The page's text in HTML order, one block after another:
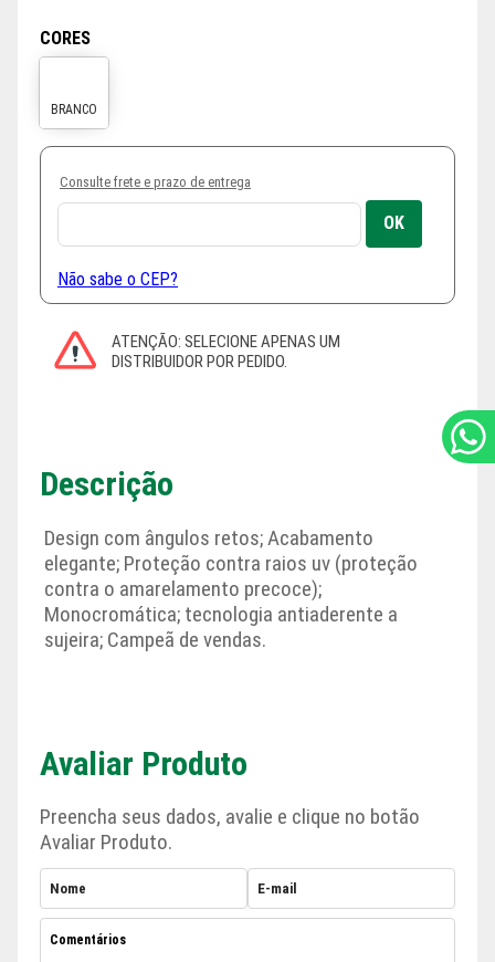
CORES
Consulte frete e prazo de entrega
Não sabe o CEP?
Descrição
Design com ângulos retos; Acabamento
elegante; Proteção contra raios uv (proteção
contra o amarelamento precoce);
Monocromática; tecnologia antiaderente a
sujeira; Campeã de vendas.
Avaliar Produto
Preencha seus dados, avalie e clique no botão
Avaliar Produto.